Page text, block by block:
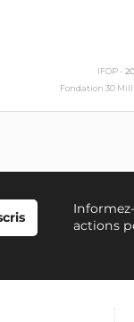
IFOP -
Fondation 30
actions